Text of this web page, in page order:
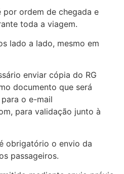
por ordem de chegada e
toda a viagem.
lado a lado, mesmo em
enviar cópia do RG
documento que será
o e-mail
, para validação junto à
obrigatório o envio da
passageiros.